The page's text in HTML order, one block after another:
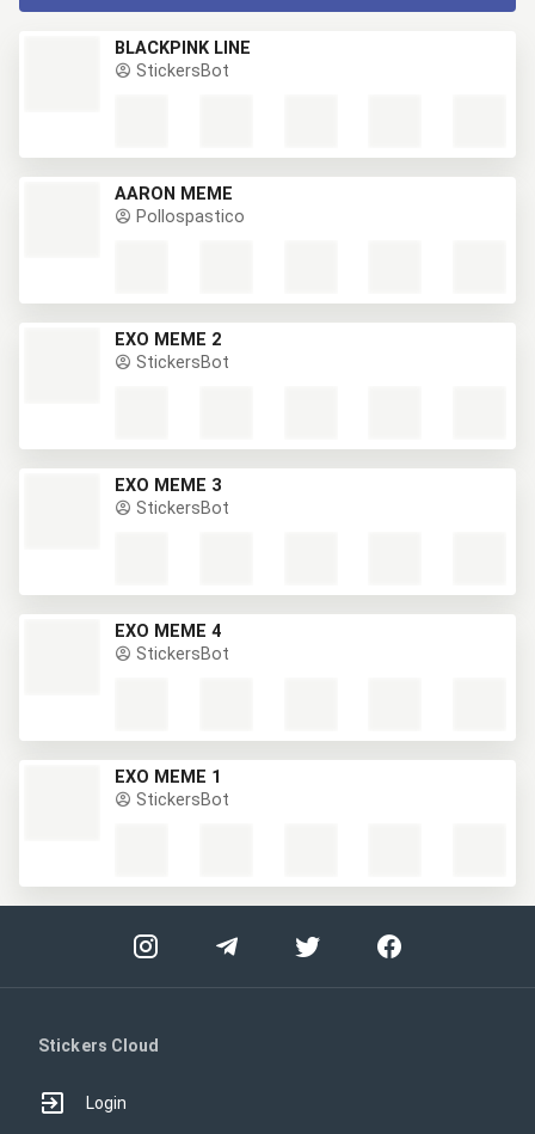
BLACKPINK LINE
StickersBot
AARON MEME
Pollospastico
EXO MEME 2
StickersBot
EXO MEME 3
StickersBot
EXO MEME 4
StickersBot
EXO MEME 1
StickersBot
Stickers Cloud
Login